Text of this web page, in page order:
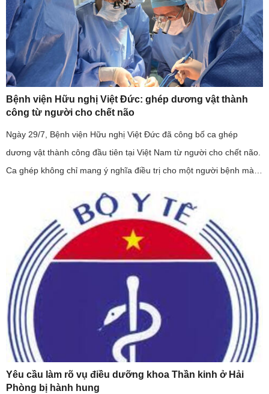
Bệnh viện Hữu nghị Việt Đức: ghép dương vật thành
công từ người cho chết não
Ngày 29/7, Bệnh viện Hữu nghị Việt Đức đã công bố ca ghép
dương vật thành công đầu tiên tại Việt Nam từ người cho chết não.
Ca ghép không chỉ mang ý nghĩa điều trị cho một người bệnh mà
Yêu cầu làm rõ vụ điều dưỡng khoa Thần kinh ở Hải
Phòng bị hành hung